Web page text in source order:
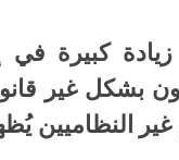
كبيرة في
بشكل غير
النظاميين يُظهر